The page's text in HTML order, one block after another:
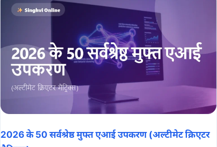
2026 के 50 सर्वश्रेष्ठ मुफ्त एआई उपकरण (अल्टीमेट क्रिएटर